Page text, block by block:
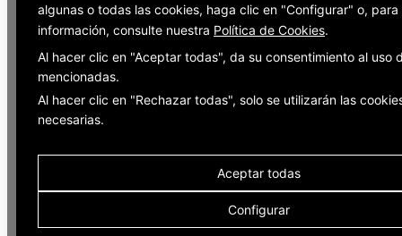
algunas o todas las cookies, haga clic en "Configurar" o, para
información, consulte nuestra Política de Cookies.
Al hacer clic en "Aceptar todas", da su consentimiento al uso
mencionadas.
Al hacer clic en "Rechazar todas", solo se utilizarán las
necesarias.
Aceptar todas
Configurar